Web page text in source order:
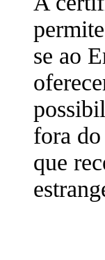
se ao
fora
que